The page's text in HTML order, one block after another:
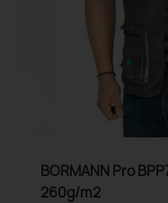
BORMANN Pro
260g/m2